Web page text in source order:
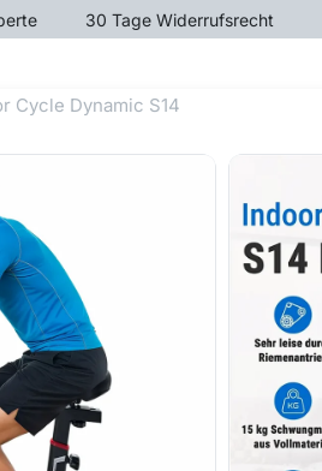
​30 Tage Widerrufsrecht
Cycle Dynamic S14